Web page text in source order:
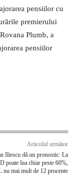
pensiilor cu
premierului
Plumb, a
pensiilor
Articolul următor
Iliescu dă un pronostic: La
poate lua chiar peste 60%,
nu mai mult de 12 procente